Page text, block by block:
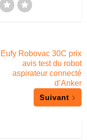
Eufy Robovac 30C prix
avis test du robot
aspirateur connecté
d’Anker
Suivant